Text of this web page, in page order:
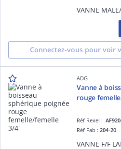
Connectez-vous pour voir
ADG
Vanne à
rouge
Réf Rexel :
Réf Fab :204-20